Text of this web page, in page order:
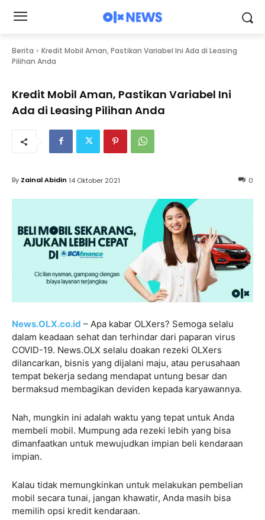
Berita
Kredit Mobil Aman, Pastikan Variabel Ini Ada di Leasing
Pilihan Anda
Kredit Mobil Aman, Pastikan Variabel Ini
Ada di Leasing Pilihan Anda
0
By Zainal Abidin 14 Oktober 2021
News.OLX.co.id – Apa kabar OLXers? Semoga selalu
dalam keadaan sehat dan terhindar dari paparan virus
COVID-19. News.OLX selalu doakan rezeki OLXers
dilancarkan, bisnis yang dijalani maju, atau perusahaan
tempat bekerja sedang mendapat untung besar dan
bermaksud membagikan deviden kepada karyawannya.
Nah, mungkin ini adalah waktu yang tepat untuk Anda
membeli mobil. Mumpung ada rezeki lebih yang bisa
dimanfaatkan untuk mewujudkan impian beli kendaraan
impian.
Kalau tidak memungkinkan untuk melakukan pembelian
mobil secara tunai, jangan khawatir, Anda masih bisa
memilih opsi kredit kendaraan.